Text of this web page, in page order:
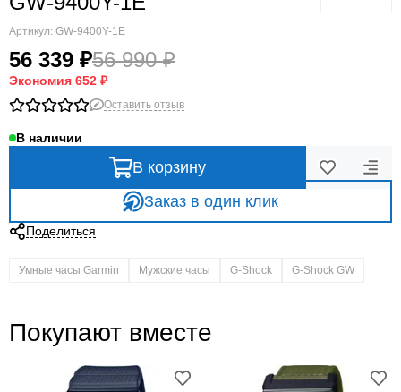
Артикул: GW-9400Y-1E
56 339 ₽56 990 ₽
Экономия 652 ₽
Оставить отзыв
В наличии
В корзину
Заказ в один клик
Поделиться
Умные часы Garmin Мужские часы G-Shock G-Shock GW
Покупают вместе